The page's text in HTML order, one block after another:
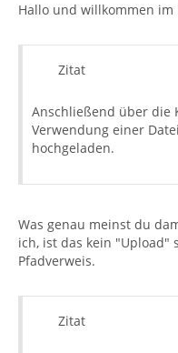
Hallo und willkommen im
Zitat
Anschließend über die
Verwendung einer
hochgeladen.
Was genau meinst du
ich, ist das kein "Upload"
Pfadverweis.
Zitat